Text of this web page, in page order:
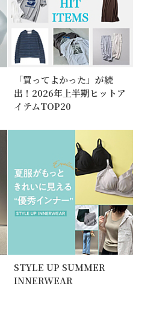
「買ってよかった」が続
出！2026年上半期ヒットア
イテムTOP20
STYLE UP SUMMER
INNERWEAR